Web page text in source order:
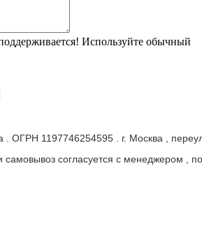
Используйте обычный
ОГРН 1197746254595 . г. Москва ,
согласуется с менеджером ,